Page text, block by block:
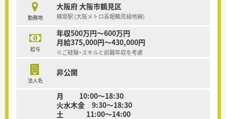
勤務地
大阪府 大阪市鶴見区
横堤駅 (大阪メトロ長堀鶴見緑地線)
給与
年収500万円～600万円
月給375,000円～430,000円
※ご経験・スキルと前職年収を考慮
法人名
非公開
月 10:00～18:30
火水木金 9:30～18:30
土 11:00〜14:00